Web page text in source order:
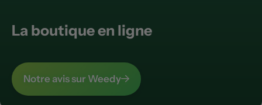
La boutique en ligne
Notre avis sur Weedy